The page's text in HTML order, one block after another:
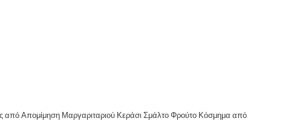
από Απομίμηση Μαργαριταριού Κεράσι Σμάλτο Φρούτο Κόσμημα από